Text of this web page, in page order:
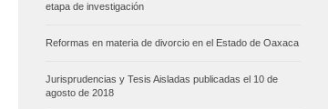
etapa de investigación
Reformas en materia de divorcio en el Estado de Oaxaca
Jurisprudencias y Tesis Aisladas publicadas el 10 de
agosto de 2018